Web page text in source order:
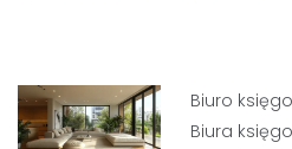
Biuro
Biura